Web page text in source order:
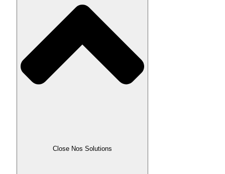
Close Nos Solutions